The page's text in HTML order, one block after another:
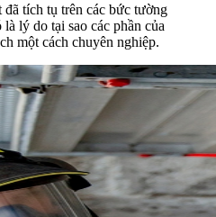
tích tụ trên các bức tường
lý do tại sao các phần của
một cách chuyên nghiệp.